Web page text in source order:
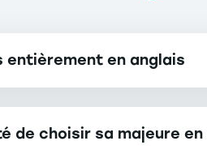
entièrement en anglais
de choisir sa majeure